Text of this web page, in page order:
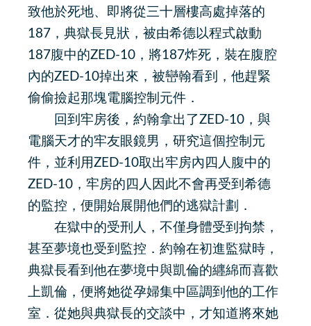
致他於死地、即將從三十層樓高處掉落的
187，典獄長見狀，被由希德以程式啟動
187腹中的ZED-10，將187炸死，裝在腹腔
內的ZED-10掉出來，被巒翰看到，他趕緊
偷偷撿起那塊電腦控制元件．
回到牢房後，約翰拿出了ZED-10，與
電腦天才的牢友眼鏡男，研究這個控制元
件，並利用ZED-10取出牢房內四人腹中的
ZED-10，牢房的四人因此不會再受到希德
的監控，便開始展開他們的逃獄計劃．
在獄中的受刑人，不僅身體受到拘禁，
甚至夢境也受到監控．約翰在初進監獄時，
典獄長看到他在夢境中與凱倫的纒綿而喜歡
上凱倫，便將她從孕婦集中區調到他的工作
室．從她與典獄長的交談中，才知道將來她